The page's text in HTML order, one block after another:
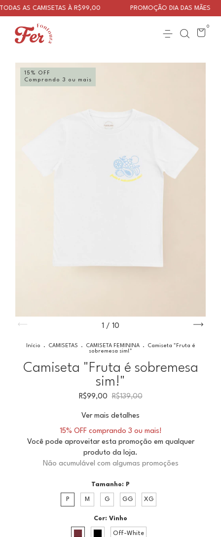
AS CAMISETAS À R$99,00 PROMOÇÃO DIA DAS MÃES
0
15% OFF
Comprando 3 ou mais
1 / 10
Início . CAMISETAS . CAMISETA FEMININA .
Camiseta "Fruta é
sobremesa sim!"
Camiseta "Fruta é sobremesa
sim!"
R$99,00 R$139,00
Ver mais detalhes
15% OFF comprando 3 ou mais!
Você pode aproveitar esta promoção em qualquer
produto da loja.
Não acumulável com algumas promoções
Tamanho: P
P M G GG XG
Cor: Vinho
Off-White